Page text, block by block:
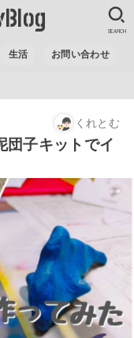
生活 お問い合わせ
SEARCH
くれとむ
団子キットでイ